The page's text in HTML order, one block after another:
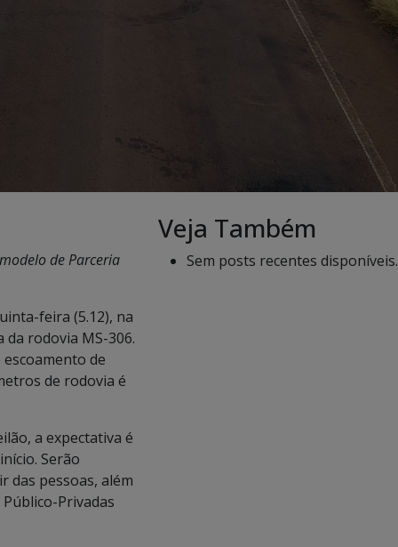
de Parceria
feira (5.12), na
da rodovia MS-306.
de
de rodovia é
a expectativa é
Serão
das pessoas, além
Privadas
Veja Também
Sem posts recentes disponíveis.